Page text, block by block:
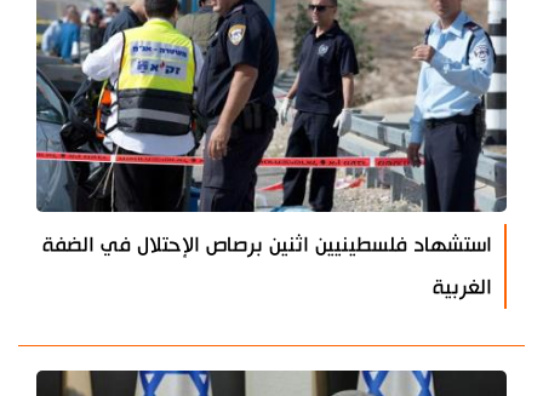
استشهاد فلسطينيين اثنين برصاص الإحتلال في الضفة
الغربية